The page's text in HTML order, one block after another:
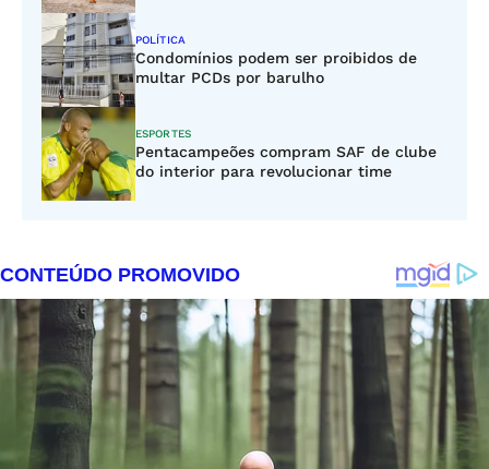
POLÍTICA
Condomínios podem ser proibidos de
multar PCDs por barulho
ESPORTES
Pentacampeões compram SAF de clube
do interior para revolucionar time